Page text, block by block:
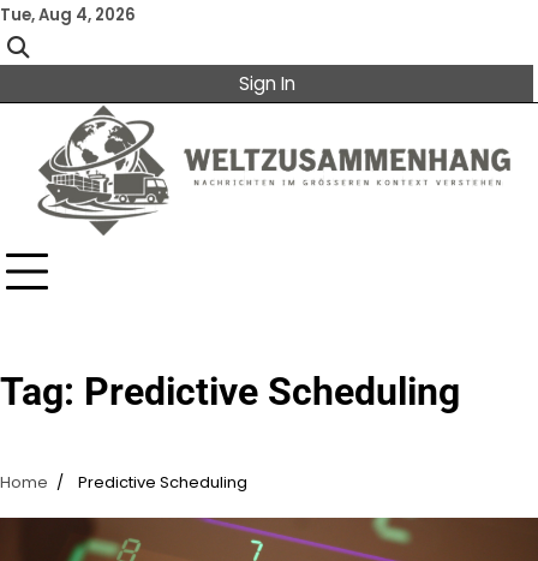
Skip
to
content
Tue, Aug 4, 2026
Sign In
Tag: Predictive Scheduling
Home Predictive Scheduling